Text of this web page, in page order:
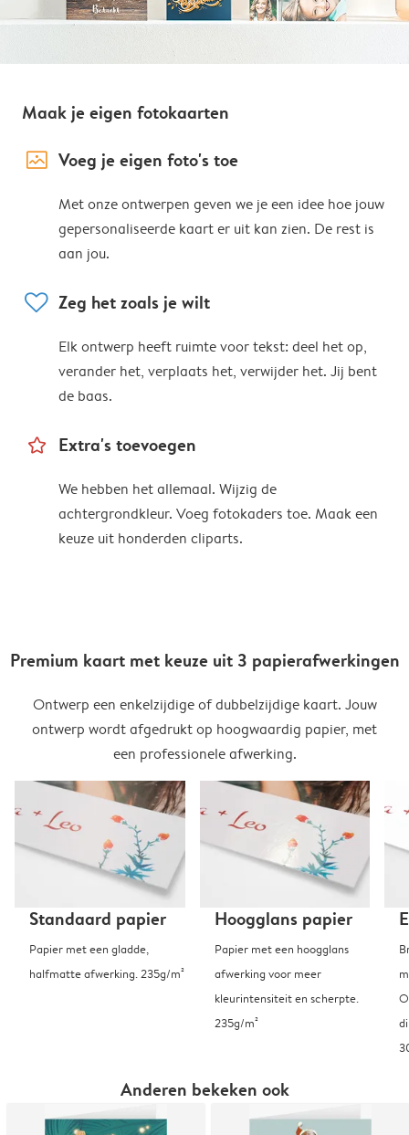
Maak je eigen fotokaarten
image_placeholder Voeg je eigen foto's toe
Met onze ontwerpen geven we je een idee hoe jouw
gepersonaliseerde kaart er uit kan zien. De rest is
aan jou.
heart Zeg het zoals je wilt
Elk ontwerp heeft ruimte voor tekst: deel het op,
verander het, verplaats het, verwijder het. Jij bent
de baas.
star_outline Extra's toevoegen
We hebben het allemaal. Wijzig de
achtergrondkleur. Voeg fotokaders toe. Maak een
keuze uit honderden cliparts.
Premium kaart met keuze uit 3 papierafwerkingen
Ontwerp een enkelzijdige of dubbelzijdige kaart. Jouw
ontwerp wordt afgedrukt op hoogwaardig papier, met
een professionele afwerking.
Standaard papier
Papier met een gladde,
halfmatte afwerking. 235g/m²
Hoogglans papier
Papier met een hoogglans
afwerking voor meer
kleurintensiteit en scherpte.
235g/m²
Anderen bekeken ook